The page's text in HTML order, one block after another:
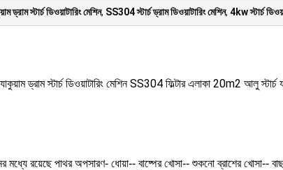
ড্রাম স্টার্চ ডিওয়াটারিং মেশিন, SS304 স্টার্চ ড্রাম ডিওয়াটারিং মেশিন, 4kw স্টার্চ
ড্রাম স্টার্চ ডিওয়াটারিং মেশিন SS304 ফিল্টার এলাকা 20m2 আলু স্টার্চ
মধ্যে রয়েছে পাথর অপসারণ- ধোয়া-- বাষ্পের খোসা-- শুকনো ব্রাশের খোসা--